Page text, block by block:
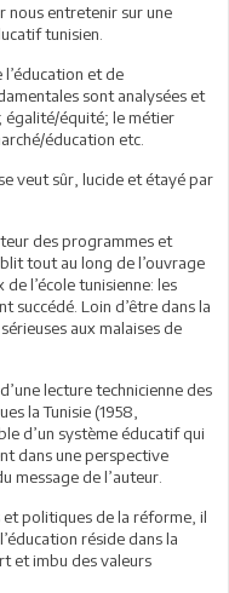
nous entretenir sur une
tunisien.
et de
sont analysées et
égalité/équité; le métier
éducation etc.
veut sûr, lucide et étayé par
des programmes et
tout au long de l’ouvrage
l’école tunisienne: les
succédé. Loin d’être dans la
aux malaises de
lecture technicienne des
la Tunisie (1958,
d’un système éducatif qui
dans une perspective
message de l’auteur.
et politiques de la réforme, il
réside dans la
et imbu des valeurs